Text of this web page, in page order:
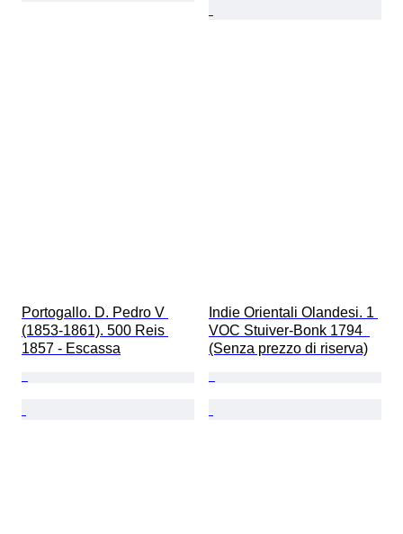
Portogallo. D. Pedro V
(1853-1861). 500 Reis
1857 - Escassa
Indie Orientali Olandesi. 1
VOC Stuiver-Bonk 1794
(Senza prezzo di riserva)